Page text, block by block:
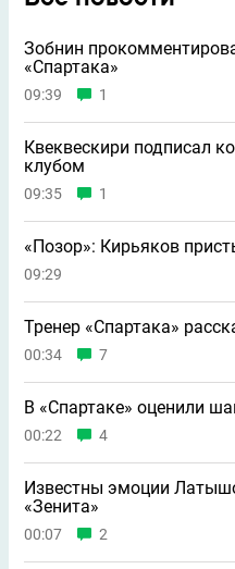
Зобнин
«Спартака»
09:39 1
Квеквескири подписал
клубом
09:35 1
«Позор»: Кирьяков
09:29
Тренер «Спартака»
00:34 7
В «Спартаке» оценили
00:22 4
Известны эмоции
«Зенита»
00:07 2